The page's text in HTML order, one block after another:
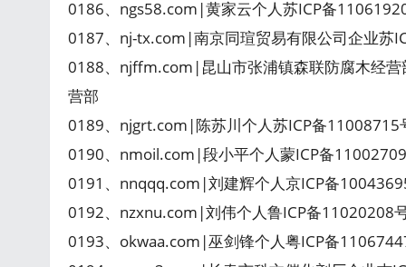
0186、ngs58.com|黄家云个人苏ICP备
0187、nj-tx.com|南京同瑄贸易有限公司企业苏
0188、njffm.com|昆山市张浦镇森联防腐木经
营部
0189、njgrt.com|陈苏川个人苏ICP备11008715
0190、nmoil.com|段小平个人蒙ICP备
0191、nnqqq.com|刘建辉个人京ICP备
0192、nzxnu.com|刘伟个人鲁ICP备11020208
0193、okwaa.com|巫剑锋个人粤ICP备